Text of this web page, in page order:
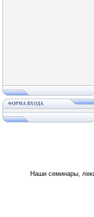
ФОРМА ВХОДА
Наши семинары,